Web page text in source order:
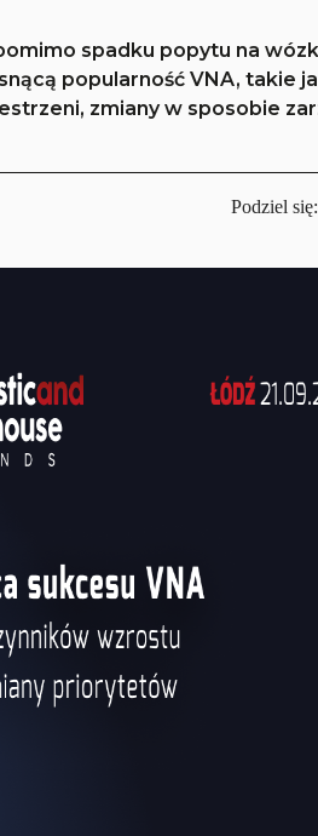
spadku popytu na
popularność VNA, takie
zmiany w sposobie
Podziel się: